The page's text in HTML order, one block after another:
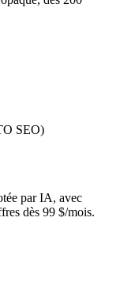
SEO)
par IA, avec
dès 99 $/mois.